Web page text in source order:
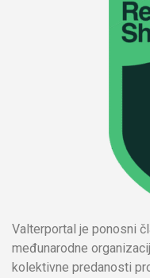
Valterportal je ponosni
međunarodne
kolektivne predanosti